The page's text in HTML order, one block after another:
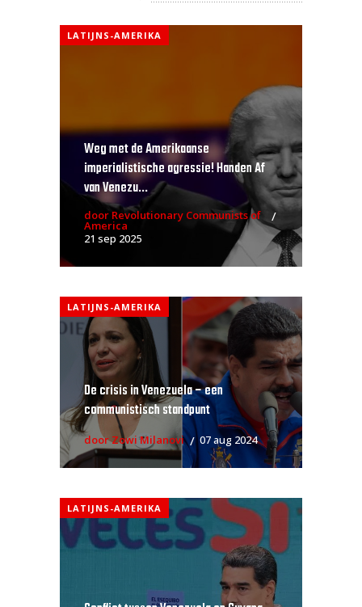
LATIJNS-AMERIKA
Weg met de Amerikaanse
imperialistische agressie! Handen Af
van Venezu...
door Revolutionary Communists of
America
21 sep 2025
LATIJNS-AMERIKA
De crisis in Venezuela – een
communistisch standpunt
door Zowi Milanovi 07 aug 2024
LATIJNS-AMERIKA